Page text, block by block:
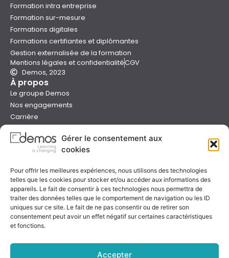
Gérer le consentement aux
cookies
Pour offrir les meilleures expériences, nous utilisons des technologies
telles que les cookies pour stocker et/ou accéder aux informations des
appareils. Le fait de consentir à ces technologies nous permettra de
traiter des données telles que le comportement de navigation ou les ID
uniques sur ce site. Le fait de ne pas consentir ou de retirer son
consentement peut avoir un effet négatif sur certaines caractéristiques
et fonctions.
Accepter
Formation intra entreprise
Formation sur-mesure
Formations digitales
Formations certifiantes et diplômantes
Gestion externalisée de la formation
Mentions légales et confidentialitéCGV
Demos, 2023
À propos
Le groupe Demos
Nos engagements
Carrière
Presse
Catalogues
Aide
Nous contacter
Nous trouver
Préparer sa formation
Sessions garanties
Qualité & certification